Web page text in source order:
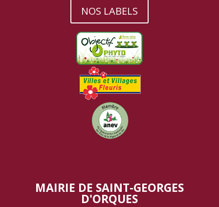
NOS LABELS
MAIRIE DE SAINT-GEORGES
D'ORQUES